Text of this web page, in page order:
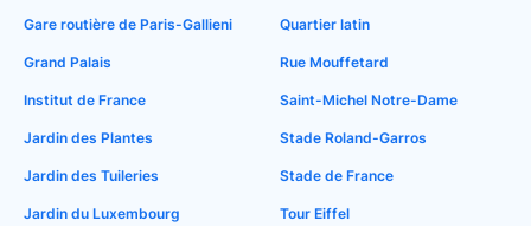
Gare routière de Paris-Gallieni
Grand Palais
Institut de France
Jardin des Plantes
Jardin des Tuileries
Jardin du Luxembourg
Quartier latin
Rue Mouffetard
Saint-Michel Notre-Dame
Stade Roland-Garros
Stade de France
Tour Eiffel